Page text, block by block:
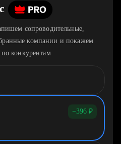
c
сопроводительные,
компании и покажем
по конкурентам
−396 ₽